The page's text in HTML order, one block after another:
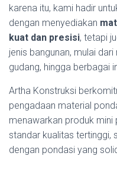
karena itu, kami hadir
dengan menyediakan
kuat dan presisi, tetapi
jenis bangunan, mulai
gudang, hingga berbagai
Artha Konstruksi
pengadaan material
menawarkan produk mini
standar kualitas tertinggi,
dengan pondasi yang